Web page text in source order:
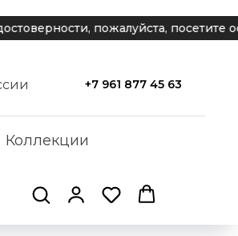
пожалуйста, посетите
+7 961 877 45 63
Коллекции